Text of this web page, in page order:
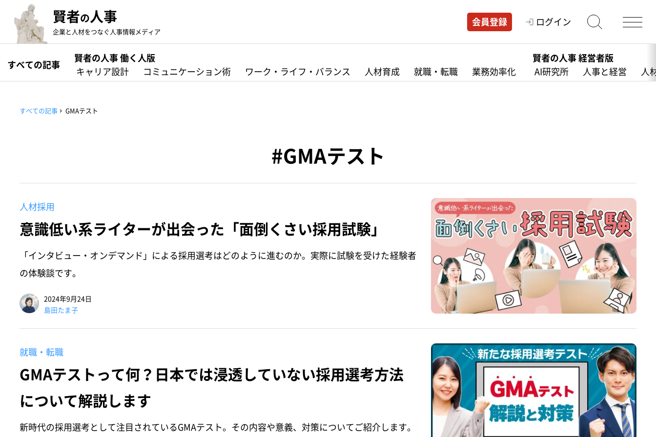
賢者の人事
企業と人材をつなぐ人事情報メディア
会員登録 ログイン
すべての記事
賢者の人事 働く人版
キャリア設計
コミュニケーション術 ワーク・ライフ・バランス 人材育成 就職・転職 業務効率化
賢者の人事 経営者版
AI研究所
人事と経営 人
すべての記事 GMAテスト
#GMAテスト
人材採用
意識低い系ライターが出会った「面倒くさい採用試験」
「インタビュー・オンデマンド」による採用選考はどのように進むのか。実際に試験を受けた経験者
の体験談です。
2024年9月24日
島田たま子
就職・転職
GMAテストって何？日本では浸透していない採用選考方法
について解説します
新時代の採用選考として注目されているGMAテスト。その内容や意義、対策についてご紹介します。